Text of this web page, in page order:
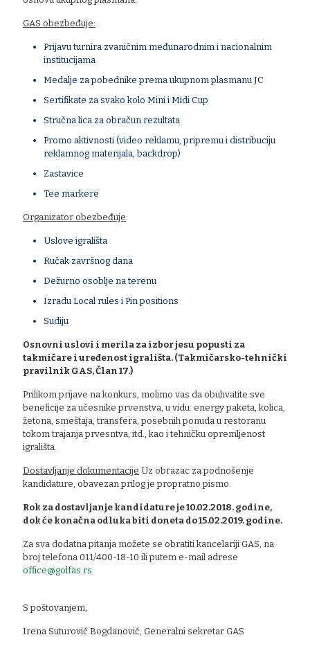
GAS obezbeđuje:
Prijavu turnira zvaničnim međunarodnim i nacionalnim
institucijama
Medalje za pobednike prema ukupnom plasmanu JC
Sertifikate za svako kolo Mini i Midi Cup
Stručna lica za obračun rezultata
Promo aktivnosti (video reklamu, pripremu i distribuciju
reklamnog materijala, backdrop)
Zastavice
Tee markere
Organizator obezbeđuje:
Uslove igrališta
Ručak završnog dana
Dežurno osoblje na terenu
Izradu Local rules i Pin positions
Sudiju
Osnovni uslovi i merila za izbor jesu popusti za
takmičare i uređenost igrališta. (Takmičarsko-tehnički
pravilnik GAS, Član 17.)
Prilikom prijave na konkurs, molimo vas da obuhvatite sve
beneficije za učesnike prvenstva, u vidu: energy paketa, kolica,
žetona, smeštaja, transfera, posebnih ponuda u restoranu
tokom trajanja prvesntva, itd., kao i tehničku opremljenost
igrališta.
Dostavljanje dokumentacije Uz obrazac za podnošenje
kandidature, obavezan prilog je propratno pismo.
Rok za dostavljanje kandidature je 10.02.2018. godine,
dok će konačna odluka biti doneta do 15.02.2019. godine.
Za sva dodatna pitanja možete se obratiti kancelariji GAS, na
broj telefona 011/400-18-10 ili putem e-mail adrese
office@golfas.rs.
S poštovanjem,
Irena Suturović Bogdanović, Generalni sekretar GAS